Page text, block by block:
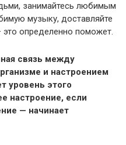
занимайтесь любимым
музыку, доставляйте
определенно поможет.
связь между
и настроением
уровень этого
настроение, если
— начинает